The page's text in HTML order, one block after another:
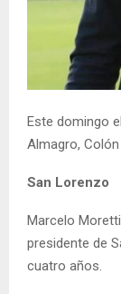
Este domingo
Almagro, Colón
San Lorenzo
Marcelo
presidente de
cuatro años.